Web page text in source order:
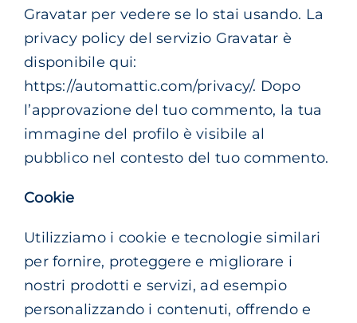
Gravatar per vedere se lo stai usando. La
privacy policy del servizio Gravatar è
disponibile qui:
https://automattic.com/privacy/. Dopo
l’approvazione del tuo commento, la tua
immagine del profilo è visibile al
pubblico nel contesto del tuo commento.
Cookie
Utilizziamo i cookie e tecnologie similari
per fornire, proteggere e migliorare i
nostri prodotti e servizi, ad esempio
personalizzando i contenuti, offrendo e